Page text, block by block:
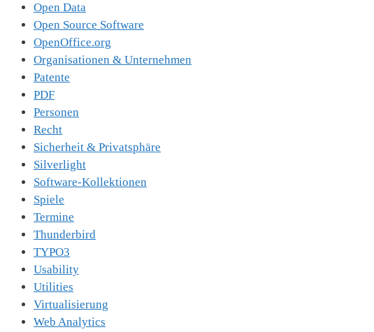
Open Data
Open Source Software
OpenOffice.org
Organisationen & Unternehmen
Patente
PDF
Personen
Recht
Sicherheit & Privatsphäre
Silverlight
Software-Kollektionen
Spiele
Termine
Thunderbird
TYPO3
Usability
Utilities
Virtualisierung
Web Analytics